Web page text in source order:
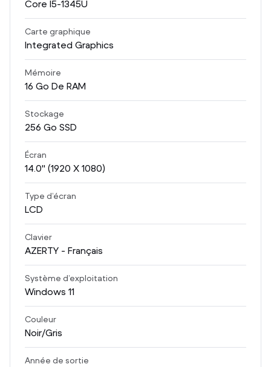
Core I5-1345U
Carte graphique
Integrated Graphics
Mémoire
16 Go De RAM
Stockage
256 Go SSD
Écran
14.0" (1920 X 1080)
Type d’écran
LCD
Clavier
AZERTY - Français
Système d’exploitation
Windows 11
Couleur
Noir/Gris
Année de sortie